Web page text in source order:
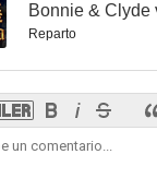
Bonnie & Clyde
Reparto